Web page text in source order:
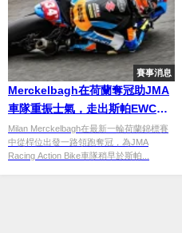
賽事消息
Merckelbagh在荷蘭奪冠助JMA
車隊重振士氣，走出斯帕EWC陰
影
Milan Merckelbagh在最新一輪荷蘭錦標賽
中從桿位出發一路領跑奪冠，為JMA
Racing Action Bike車隊稍早於斯帕...